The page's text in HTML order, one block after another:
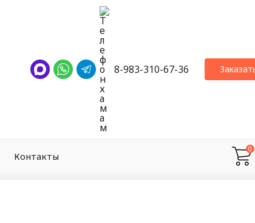
8-983-310-67-36
Контакты
0